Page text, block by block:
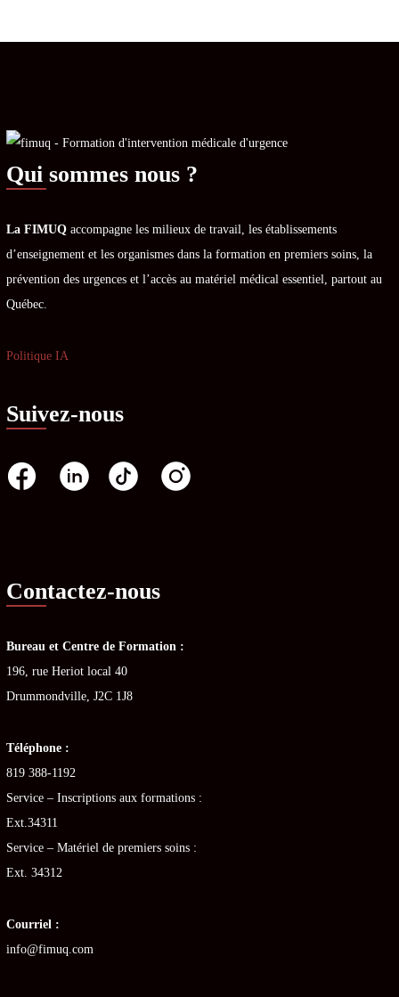
Qui sommes nous ?
La FIMUQ accompagne les milieux de travail, les établissements
d’enseignement et les organismes dans la formation en premiers soins, la
prévention des urgences et l’accès au matériel médical essentiel, partout au
Québec.
Politique IA
Suivez-nous
Contactez-nous
Bureau et Centre de Formation :
196, rue Heriot local 40
Drummondville, J2C 1J8
Téléphone :
819 388-1192
Service – Inscriptions aux formations :
Ext.34311
Service – Matériel de premiers soins :
Ext. 34312
Courriel :
info@fimuq.com